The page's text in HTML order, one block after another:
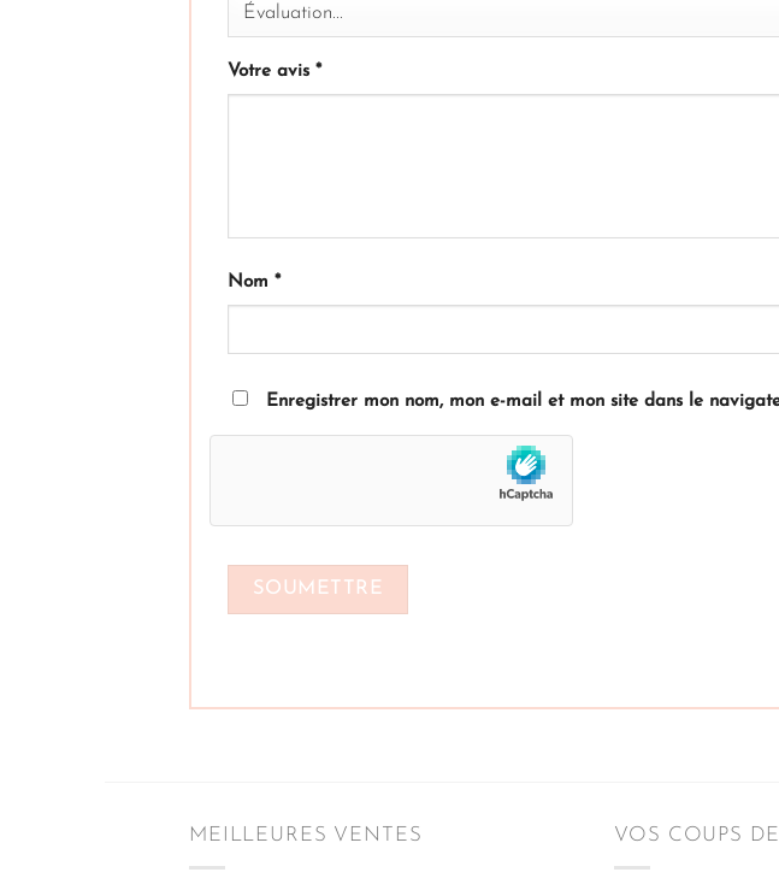
Votre avis *
Nom *
Enregistrer mon nom, mon e-mail et mon site dans le
MEILLEURES VENTES VOS COUPS